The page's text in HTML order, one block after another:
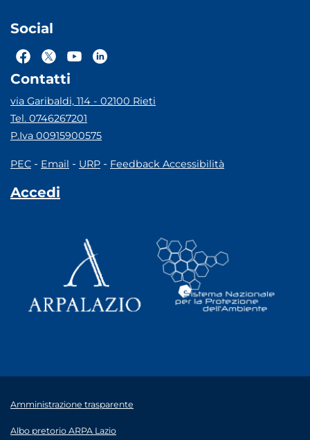
Social
Contatti
via Garibaldi, 114 - 02100 Rieti
Tel. 0746267201
P.Iva 00915900575
PEC - Email - URP - Feedback Accessibilità
Accedi
Amministrazione trasparente
Albo pretorio ARPA Lazio